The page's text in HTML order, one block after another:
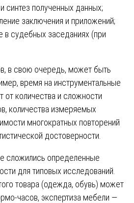
синтез полученных данных;
заключения и приложений;
в судебных заседаниях (при
в свою очередь, может быть
время на инструментальные
от количества и сложности
количества измеряемых
многократных повторений
достоверности.
сложились определенные
для типовых исследований.
товара (одежда, обувь) может
часов, экспертиза мебели —